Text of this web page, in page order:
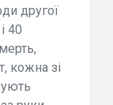
другої
40
кожна зі